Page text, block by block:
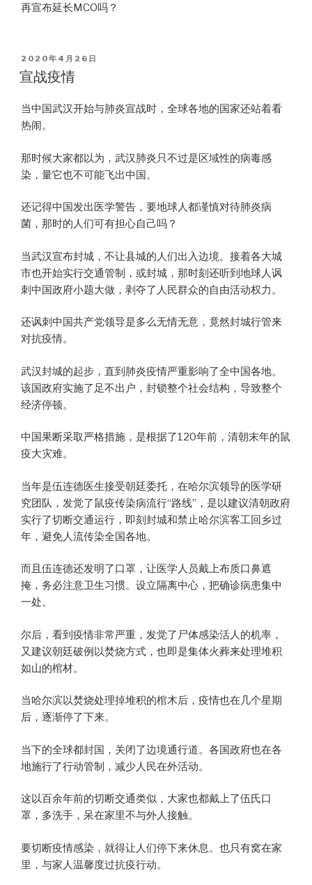
再宣布延长MCO吗？
POSTED
ON
2020年4月26日
宣战疫情
当中国武汉开始与肺炎宣战时，全球各地的国家还站着看
热闹。
那时候大家都以为，武汉肺炎只不过是区域性的病毒感
染，量它也不可能飞出中国。
还记得中国发出医学警告，要地球人都谨慎对待肺炎病
菌，那时的人们可有担心自己吗？
当武汉宣布封城，不让县城的人们出入边境。接着各大城
市也开始实行交通管制，或封城，那时刻还听到地球人讽
刺中国政府小题大做，剥夺了人民群众的自由活动权力。
还讽刺中国共产党领导是多么无情无意，竟然封城行管来
对抗疫情。
武汉封城的起步，直到肺炎疫情严重影响了全中国各地。
该国政府实施了足不出户，封锁整个社会结构，导致整个
经济停顿。
中国果断采取严格措施，是根据了120年前，清朝末年的鼠
疫大灾难。
当年是伍连德医生接受朝廷委托，在哈尔滨领导的医学研
究团队，发觉了鼠疫传染病流行“路线”，是以建议清朝政府
实行了切断交通运行，即刻封城和禁止哈尔滨客工回乡过
年，避免人流传染全国各地。
而且伍连德还发明了口罩，让医学人员戴上布质口鼻遮
掩，务必注意卫生习惯。设立隔离中心，把确诊病患集中
一处。
尔后，看到疫情非常严重，发觉了尸体感染活人的机率，
又建议朝廷破例以焚烧方式，也即是集体火葬来处理堆积
如山的棺材。
当哈尔滨以焚烧处理掉堆积的棺木后，疫情也在几个星期
后，逐渐停了下来。
当下的全球都封国，关闭了边境通行道。各国政府也在各
地施行了行动管制，减少人民在外活动。
这以百余年前的切断交通类似，大家也都戴上了伍氏口
罩，多洗手，呆在家里不与外人接触。
要切断疫情感染，就得让人们停下来休息。也只有窝在家
里，与家人温馨度过抗疫行动。